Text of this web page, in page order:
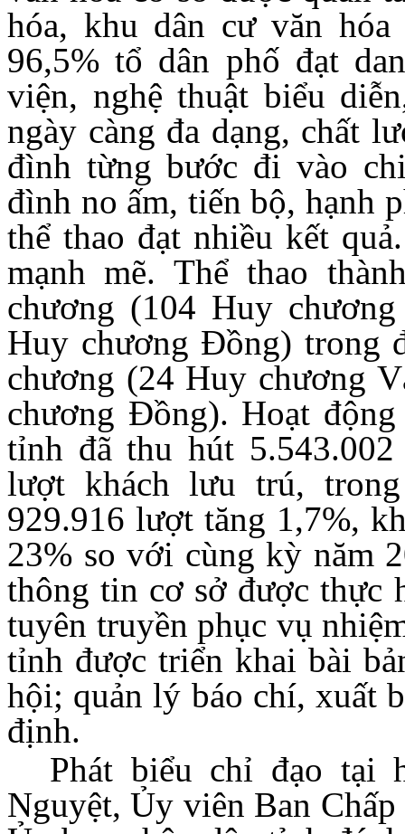
hóa, khu dân cư văn
96,5% tổ dân phố đạt
viện, nghệ thuật biểu
ngày càng đa dạng, chất
đình từng bước đi vào
đình no ấm, tiến bộ, hạnh
thể thao đạt nhiều kết
mạnh mẽ. Thể thao
chương (104 Huy
Huy chương Đồng) trong
chương (24 Huy chương
chương Đồng). Hoạt
tỉnh đã thu hút
lượt khách lưu trú,
929.916 lượt tăng 1,7%,
23% so với cùng kỳ năm
thông tin cơ sở được thực
tuyên truyền phục vụ
tỉnh được triển khai bài
hội; quản lý báo chí, xuất
định.
Phát biểu chỉ đạo tại
Nguyệt, Ủy viên Ban